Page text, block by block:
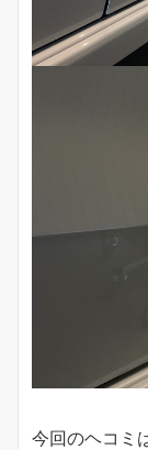
今回のヘコミ